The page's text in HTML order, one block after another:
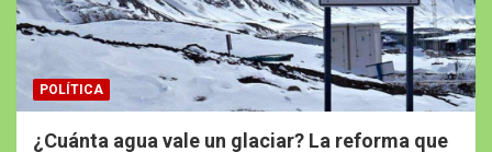
POLÍTICA
¿Cuánta agua vale un glaciar? La reforma que